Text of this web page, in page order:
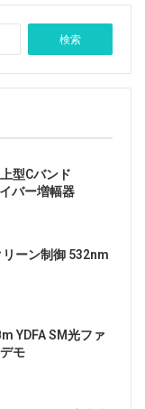
長ファイバ結合
の532nmレーザ
光出力が得ら
換効率は伝統的
でき、そして
減しビーム品質
ザーの。
、線幅0.3nm
レーザです。
索
:
型Cバンド
バー増幅器
ーン制御 532nm
YDFA SM光ファ
モ